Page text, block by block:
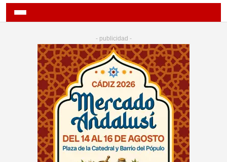
- publicidad -